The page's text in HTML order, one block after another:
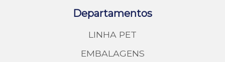
Departamentos
LINHA PET
EMBALAGENS